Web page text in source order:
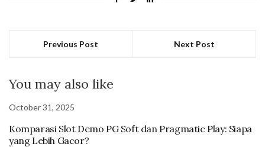
Previous Post Next Post
You may also like
October 31, 2025
Komparasi Slot Demo PG Soft dan Pragmatic Play: Siapa
yang Lebih Gacor?